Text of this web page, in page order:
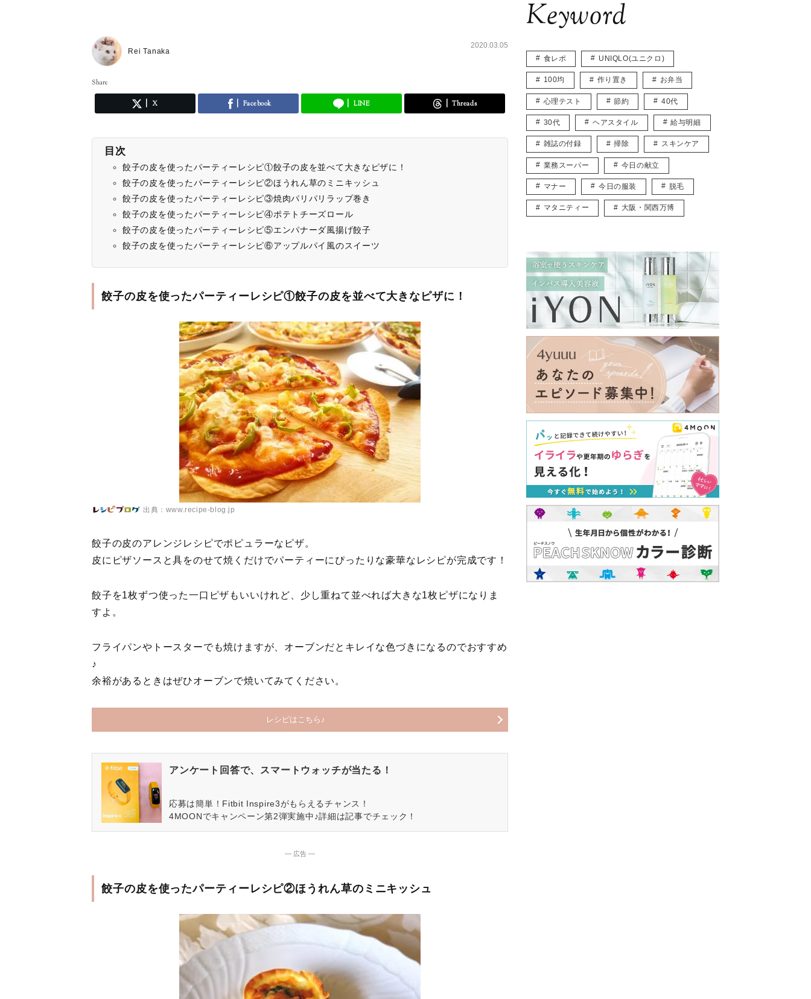
Rei Tanaka
2020.03.05
Share
X Facebook LINE Threads
目次
餃子の皮を使ったパーティーレシピ①餃子の皮を並べて大きなピザに！
餃子の皮を使ったパーティーレシピ②ほうれん草のミニキッシュ
餃子の皮を使ったパーティーレシピ③焼肉パリパリラップ巻き
餃子の皮を使ったパーティーレシピ④ポテトチーズロール
餃子の皮を使ったパーティーレシピ⑤エンパナーダ風揚げ餃子
餃子の皮を使ったパーティーレシピ⑥アップルパイ風のスイーツ
餃子の皮を使ったパーティーレシピ①餃子の皮を並べて大きなピザに！
出典：www.recipe-blog.jp
餃子の皮のアレンジレシピでポピュラーなピザ。
皮にピザソースと具をのせて焼くだけでパーティーにぴったりな豪華なレシピが完成です！
餃子を1枚ずつ使った一口ピザもいいけれど、少し重ねて並べれば大きな1枚ピザになりま
すよ。
フライパンやトースターでも焼けますが、オーブンだとキレイな色づきになるのでおすすめ
♪
余裕があるときはぜひオーブンで焼いてみてください。
レシピはこちら♪
アンケート回答で、スマートウォッチが当たる！
応募は簡単！Fitbit Inspire3がもらえるチャンス！
4MOONでキャンペーン第2弾実施中♪詳細は記事でチェック！
― 広告 ―
餃子の皮を使ったパーティーレシピ②ほうれん草のミニキッシュ
Keyword
食レポ UNIQLO(ユニクロ)
100均 作り置き お弁当
心理テスト 節約 40代
30代 ヘアスタイル 給与明細
雑誌の付録 掃除 スキンケア
業務スーパー 今日の献立
マナー 今日の服装 脱毛
マタニティー 大阪・関西万博